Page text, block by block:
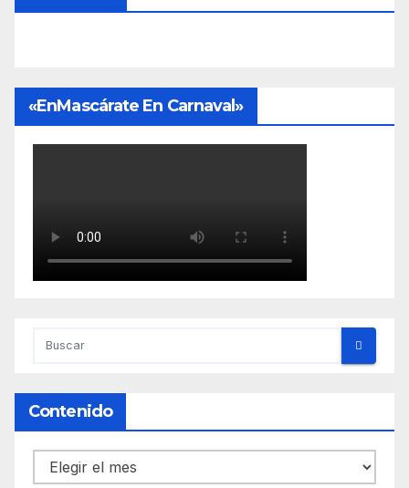
«EnMascárate En Carnaval»
Contenido
Contenido